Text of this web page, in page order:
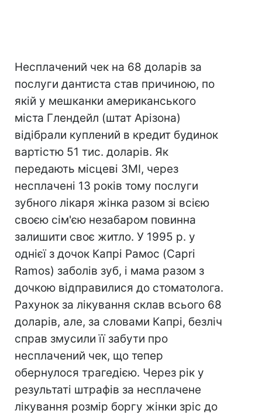
Несплачений чек на 68 доларів за
послуги дантиста став причиною, по
якій у мешканки американського
міста Глендейл (штат Арізона)
відібрали куплений в кредит будинок
вартістю 51 тис. доларів. Як
передають місцеві ЗМІ, через
несплачені 13 років тому послуги
зубного лікаря жінка разом зі всією
своєю сім'єю незабаром повинна
залишити своє житло. У 1995 р. у
однієї з дочок Капрі Рамос (Capri
Ramos) заболів зуб, і мама разом з
дочкою відправилися до стоматолога.
Рахунок за лікування склав всього 68
доларів, але, за словами Капрі, безліч
справ змусили її забути про
несплачений чек, що тепер
обернулося трагедією. Через рік у
результаті штрафів за несплачене
лікування розмір боргу жінки зріс до